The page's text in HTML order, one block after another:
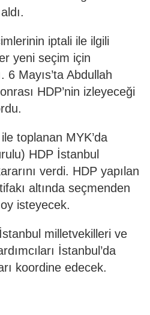
iptali ile ilgili
yeni seçim için
6 Mayıs’ta Abdullah
HDP’nin izleyeceği
toplanan MYK’da
HDP İstanbul
verdi. HDP yapılan
altında seçmenden
isteyecek.
milletvekilleri ve
İstanbul’da
koordine edecek.